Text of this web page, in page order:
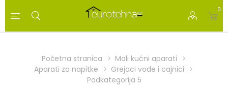
0
Početna stranica
Mali kućni aparati
Aparati za napitke
Grejaci vode i cajnici
Podkategorija 5